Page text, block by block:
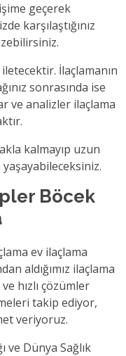
geçerek
karşılaştığınız
İlaçlamanın
sonrasında ise
ve analizler ilaçlama
kalmayıp uzun
Böcek
ev ilaçlama
aldığımız ilaçlama
hızlı çözümler
takip ediyor,
veriyoruz.
ve Dünya Sağlık